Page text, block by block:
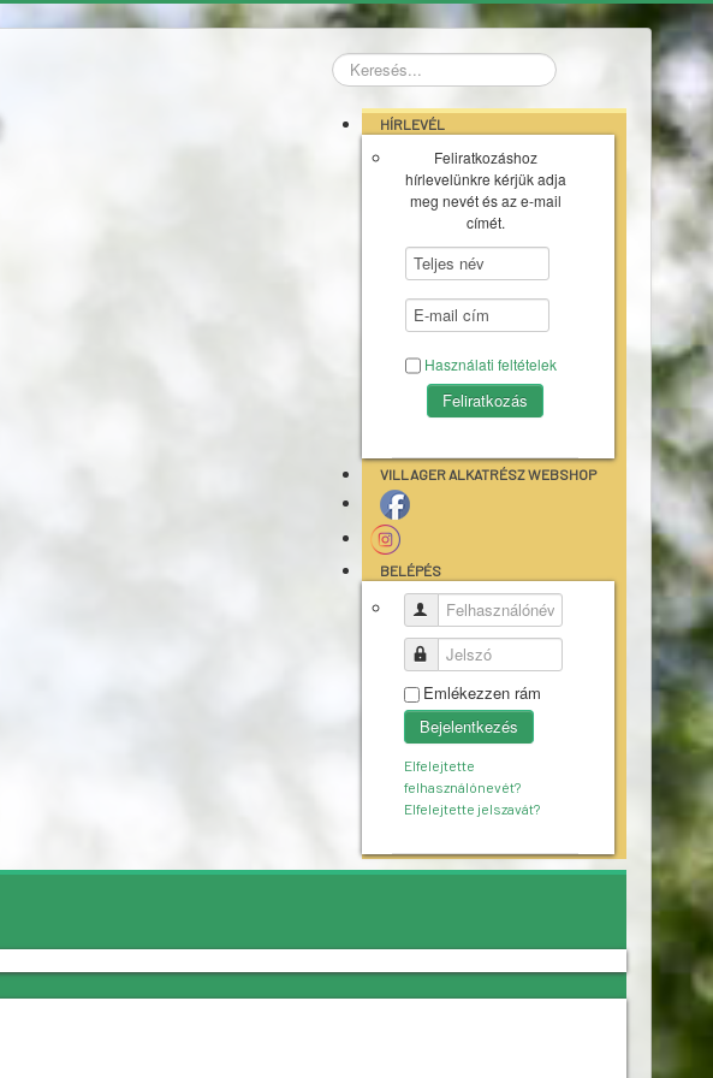
Keresés...
HÍRLEVÉL
Feliratkozáshoz
hírlevelünkre kérjük adja
meg nevét és az e-mail
címét.
Használati feltételek
VILLAGER ALKATRÉSZ WEBSHOP
BELÉPÉS
Felhasználónév
Jelszó
Emlékezzen rám
Bejelentkezés
Elfelejtette
felhasználónevét?
Elfelejtette jelszavát?